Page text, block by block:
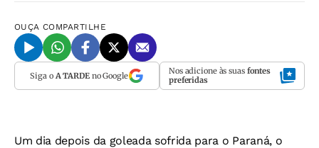
OUÇA COMPARTILHE
Siga o A TARDEno Google Nos adicione às suas fontes
preferidas
Um dia depois da goleada sofrida para o Paraná, o